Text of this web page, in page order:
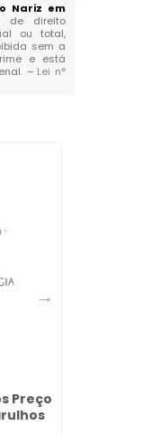
Nariz em
de direito
ou total,
sem a
e está
– Lei n°
Preço